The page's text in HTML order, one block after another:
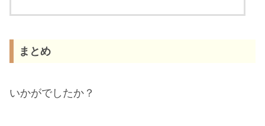
まとめ
いかがでしたか？